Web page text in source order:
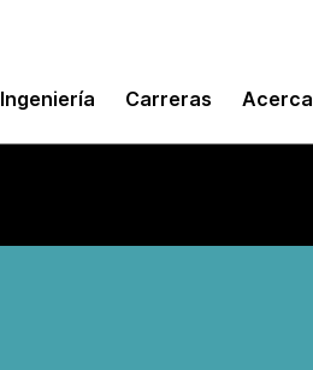
Ingeniería Carreras Acerca